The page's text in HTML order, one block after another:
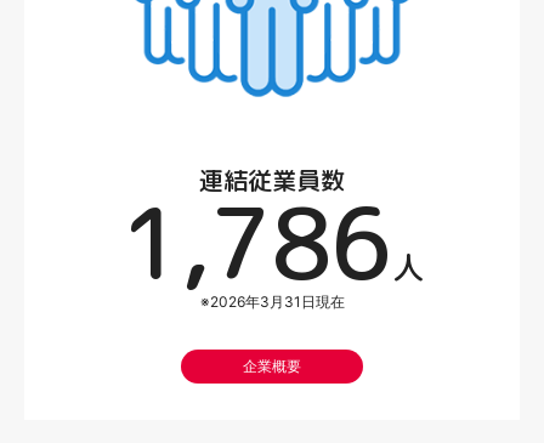
連結従業員数
1,786人
※2026年3月31日現在
企業概要